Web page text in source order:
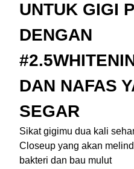
UNTUK GIGI
DENGAN
DAN NAFAS
SEGAR
Sikat gigimu dua kali
Closeup yang akan
bakteri dan bau mulut